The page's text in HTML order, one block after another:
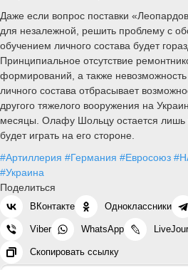
Даже если вопрос поставки
для незалежной, решить проблему с
обучением личного состава будет
Принципиальное отсутствие
формирований, а также
личного состава отбрасывает
другого тяжелого вооружения на
месяцы. Олафу Шольцу остается лишь
будет играть на его стороне.
#Артиллерия #Германия #Евросоюз
#Украина
Поделиться
ВКонтакте Одноклассники
Viber WhatsApp
Скопировать ссылку